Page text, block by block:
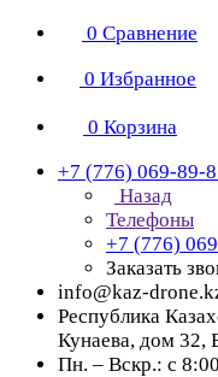
0 Сравнение
0 Избранное
0 Корзина
+7 (776) 069-89-
Назад
Телефоны
+7 (776)
Заказать
info@kaz-
Республика
Кунаева, дом 32,
Пн. – Вскр.: с